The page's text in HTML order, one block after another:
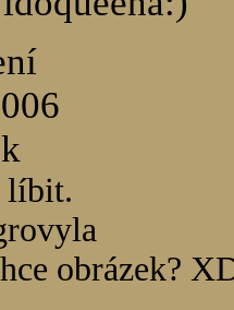
líbit.
obrázek?